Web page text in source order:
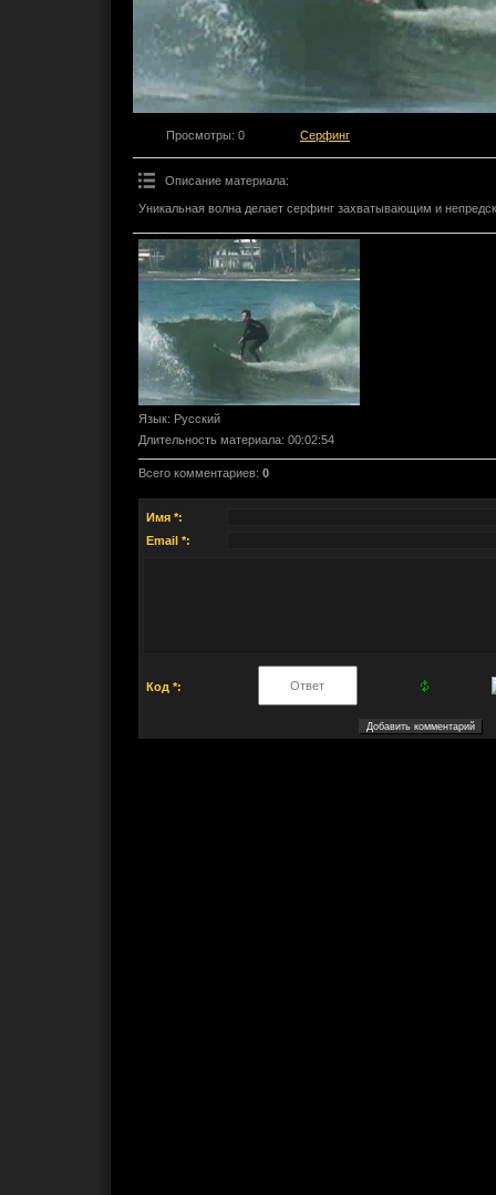
Просмотры: 0 Серфинг
Описание материала:
Уникальная волна делает серфинг захватывающим и
Язык: Русский
Длительность материала: 00:02:54
Всего комментариев: 0
Имя *:
Email *:
Код *: